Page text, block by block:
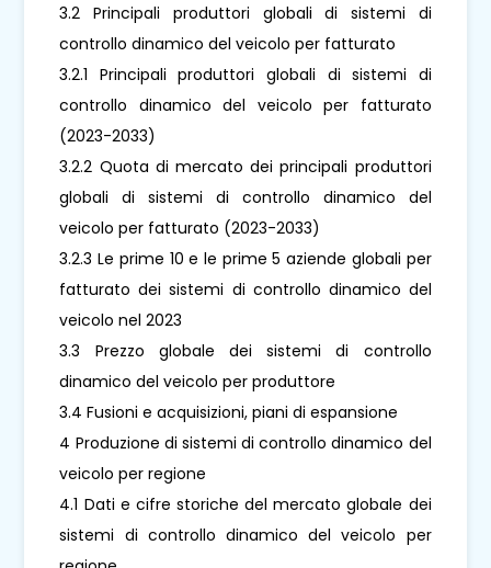
3.2 Principali produttori globali di sistemi di
controllo dinamico del veicolo per fatturato
3.2.1 Principali produttori globali di sistemi di
controllo dinamico del veicolo per fatturato
(2023-2033)
3.2.2 Quota di mercato dei principali produttori
globali di sistemi di controllo dinamico del
veicolo per fatturato (2023-2033)
3.2.3 Le prime 10 e le prime 5 aziende globali per
fatturato dei sistemi di controllo dinamico del
veicolo nel 2023
3.3 Prezzo globale dei sistemi di controllo
dinamico del veicolo per produttore
3.4 Fusioni e acquisizioni, piani di espansione
4 Produzione di sistemi di controllo dinamico del
veicolo per regione
4.1 Dati e cifre storiche del mercato globale dei
sistemi di controllo dinamico del veicolo per